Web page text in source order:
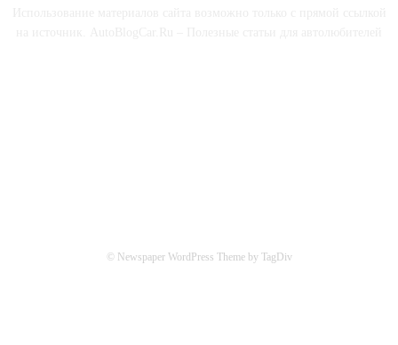
© Newspaper WordPress Theme by TagDiv